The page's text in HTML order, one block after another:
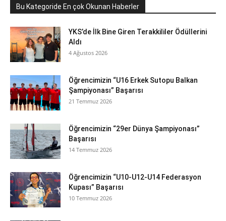
Bu Kategoride En çok Okunan Haberler
YKS’de İlk Bine Giren Terakkililer Ödüllerini
Aldı
4 Ağustos 2026
Öğrencimizin “U16 Erkek Sutopu Balkan
Şampiyonası” Başarısı
21 Temmuz 2026
Öğrencimizin “29er Dünya Şampiyonası”
Başarısı
14 Temmuz 2026
Öğrencimizin “U10-U12-U14 Federasyon
Kupası” Başarısı
10 Temmuz 2026